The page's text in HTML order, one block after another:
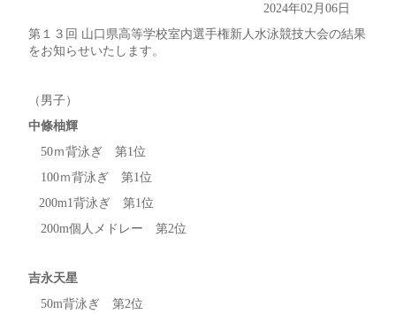
2024年02月06日
第１３回 山口県高等学校室内選手権新人水泳競技大会の結果
をお知らせいたします。
（男子）
中條柚輝
50ｍ背泳ぎ 第1位
100ｍ背泳ぎ 第1位
200m1背泳ぎ 第1位
200m個人メドレー 第2位
吉永天星
50m背泳ぎ 第2位